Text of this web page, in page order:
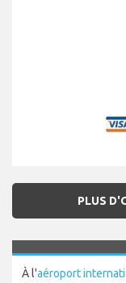
PLUS
À l'aéroport